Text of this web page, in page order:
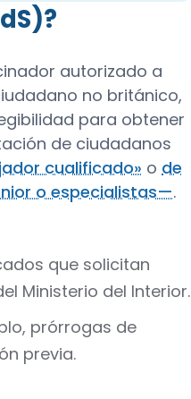
autorizado a
no británico,
para obtener
de ciudadanos
cualificado» ode
o especialistas—.
que solicitan
Ministerio del Interior.
prórrogas de
previa.